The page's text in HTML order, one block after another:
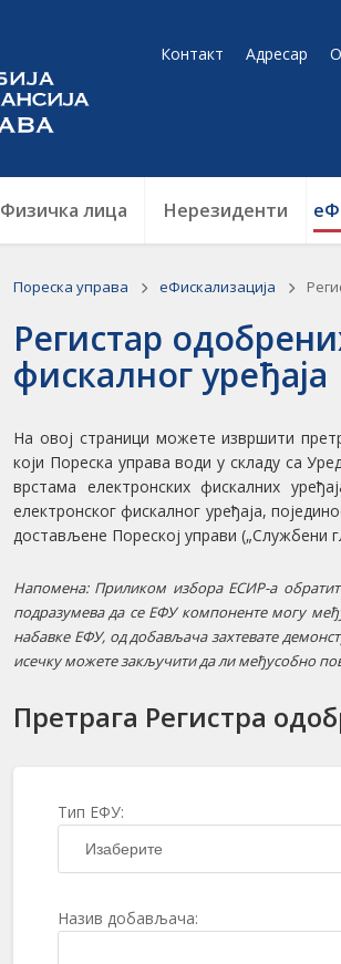
Контакт Адресар
Физичка лица Нерезиденти
Пореска управа еФискализација
Регистар
фискалног уређаја
На овоj страници можете извршити
који Пореска управа води у складу са
врстама електронских фискалних
електронског фискалног уређаја,
достављене Пореској управи („Службени
Напомена: Приликом избора ЕСИР-а
подразумева да се ЕФУ компоненте могу
набавке ЕФУ, од добављача захтевате
исечку можете закључити да ли међусобно
Претрага Регистра
Тип ЕФУ:
Назив добављача: